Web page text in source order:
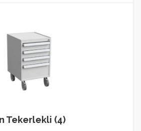
Tekerlekli (4)